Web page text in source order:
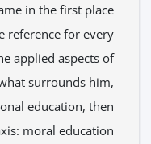
in the first place
reference for every
the applied aspects of
what surrounds him,
education, then
axis: moral education.